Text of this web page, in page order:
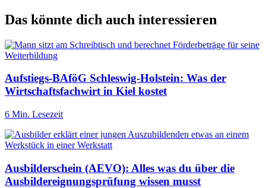
Das könnte dich auch interessieren
Aufstiegs-BAföG Schleswig-Holstein: Was der
Wirtschaftsfachwirt in Kiel kostet
6 Min. Lesezeit
Ausbilderschein (AEVO): Alles was du über die
Ausbildereignungsprüfung wissen musst